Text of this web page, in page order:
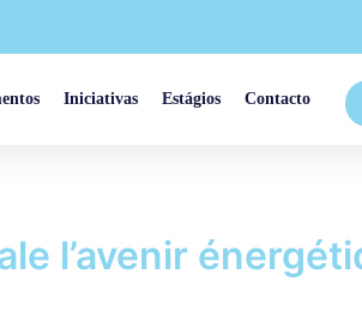
Iniciativas Estágios Contacto
l’avenir